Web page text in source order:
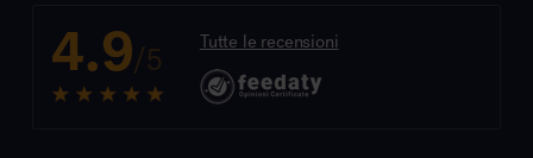
4.9/5 Tutte le recensioni